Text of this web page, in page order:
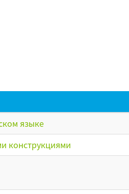
языке
конструкциями